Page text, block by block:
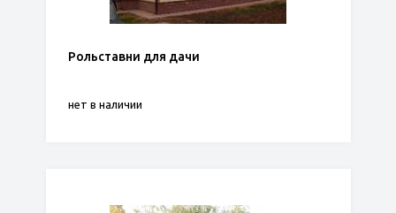
Рольставни для дачи
нет в наличии